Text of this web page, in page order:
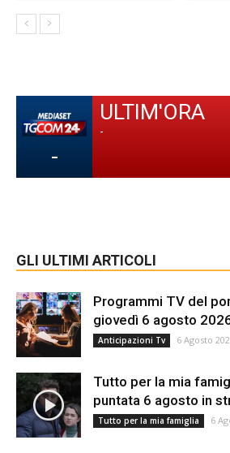
-
ULTIM'ORA
-
GLI ULTIMI ARTICOLI
Programmi TV del
giovedì 6 agosto
Anticipazioni Tv 6 Agosto
Tutto per la mia
puntata 6 agosto in
Tutto per la mia famiglia 6